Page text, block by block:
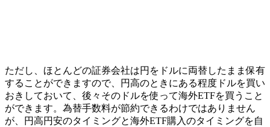
ただし、ほとんどの証券会社は円をドルに両替したまま保有
することができますので、
円高のときにある程度ドルを買い
おきしておいて
、後々そのドルを使って海外ETFを買うこと
ができます。為替手数料が節約できるわけではありません
が、円高円安のタイミングと海外ETF購入のタイミングを自